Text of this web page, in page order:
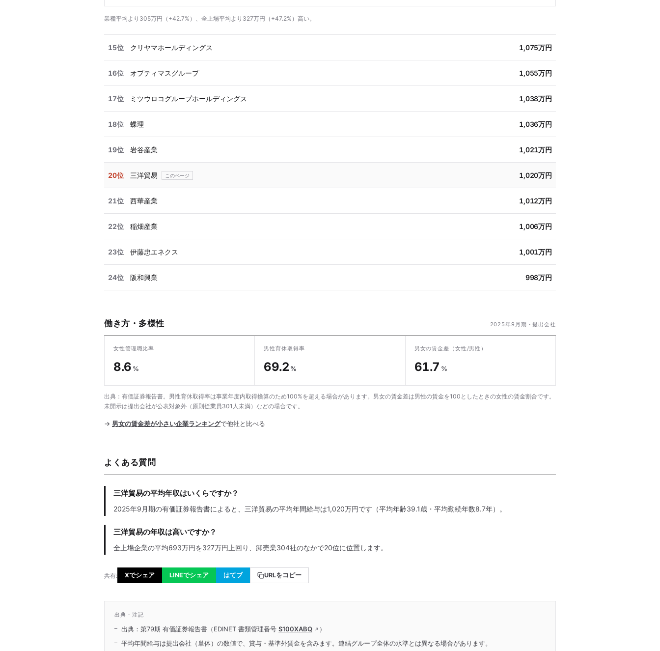
業種平均より305万円（+42.7%）、全上場平均より327万円（+47.2%）高い。
15位 クリヤマホールディングス 1,075万円
16位 オプティマスグループ 1,055万円
17位 ミツウロコグループホールディングス 1,038万円
18位 蝶理 1,036万円
19位 岩谷産業 1,021万円
20位 三洋貿易 1,020万円
21位 西華産業 1,012万円
22位 稲畑産業 1,006万円
23位 伊藤忠エネクス 1,001万円
24位 阪和興業 998万円
働き方・多様性 2025年9月期・提出会社
女性管理職比率
8.6 %
男性育休取得率
69.2 %
男女の賃金差 （女性/男性）
61.7 %
出典：有価証券報告書。男性育休取得率は事業年度内取得換算のため100%を超える場合があります。男女の賃金差は男性の賃金を100としたときの女性の賃金割合です。
未開示は提出会社が公表対象外（原則従業員301人未満）などの場合です。
→ 男女の賃金差が小さい企業ランキングで他社と比べる
よくある質問
三洋貿易の平均年収はいくらですか？
2025年9月期の有価証券報告書によると、三洋貿易の平均年間給与は1,020万円です（平均年齢39.1歳・平均勤続年数8.7年）。
三洋貿易の年収は高いですか？
全上場企業の平均693万円を327万円上回り、卸売業304社のなかで20位に位置します。
共有: Xでシェア LINEでシェア はてブ URLをコピー
出典・注記
出典：第79期 有価証券報告書（EDINET 書類管理番号 S100XABQ
）
平均年間給与は提出会社（単体）の数値で、賞与・基準外賃金を含みます。連結グループ全体の水準とは異なる場合があります。